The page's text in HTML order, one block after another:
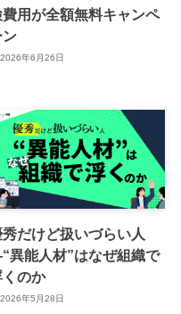
費用が全額無料キャンペ
ン
2026年6月26日
だけど扱いづらい人
異能人材”はなぜ組織で
くのか
2026年5月28日